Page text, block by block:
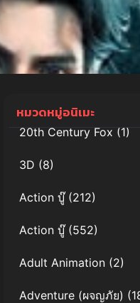
หมวดหมู่อนิเมะ
20th Century Fox(1)
3D (8)
Action บู๊(212)
Action บู๊(552)
Adult Animation (2)
Adventure (ผจญภัย)